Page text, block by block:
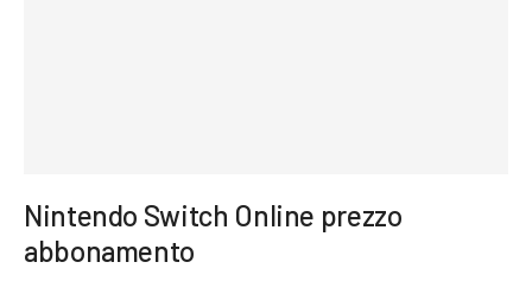
Nintendo Switch Online prezzo
abbonamento